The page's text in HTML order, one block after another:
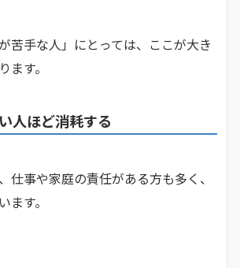
苦手な人」にとっては、ここが大き
ます。
人ほど消耗する
仕事や家庭の責任がある方も多く、
ます。